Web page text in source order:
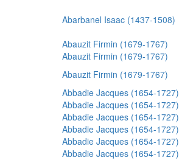
Abarbanel Isaac (1437-1508)
Abauzit Firmin (1679-1767)
Abauzit Firmin (1679-1767)
Abauzit Firmin (1679-1767)
Abbadie Jacques (1654-1727)
Abbadie Jacques (1654-1727)
Abbadie Jacques (1654-1727)
Abbadie Jacques (1654-1727)
Abbadie Jacques (1654-1727)
Abbadie Jacques (1654-1727)